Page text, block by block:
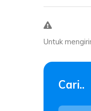
Untuk
Cari..